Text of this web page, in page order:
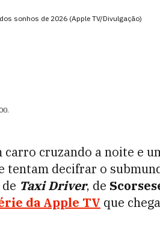
sonhos de 2026 (Apple TV/Divulgação)
.
carro cruzando a noite e
tentam decifrar o
Taxi Driver, de
da Apple TV que